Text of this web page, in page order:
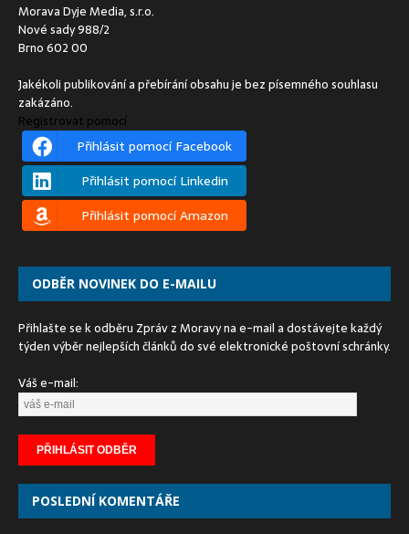
Morava Dyje Media, s.r.o.
Nové sady 988/2
Brno 602 00
Jakékoli publikování a přebírání obsahu je bez písemného souhlasu
zakázáno.
Registrovat pomocí
Přihlásit pomocí Facebook
Přihlásit pomocí Linkedin
Přihlásit pomocí Amazon
ODBĚR NOVINEK DO E-MAILU
Přihlašte se k odběru Zpráv z Moravy na e-mail a dostávejte každý
týden výběr nejlepších článků do své elektronické poštovní schránky.
Váš e-mail:
POSLEDNÍ KOMENTÁŘE